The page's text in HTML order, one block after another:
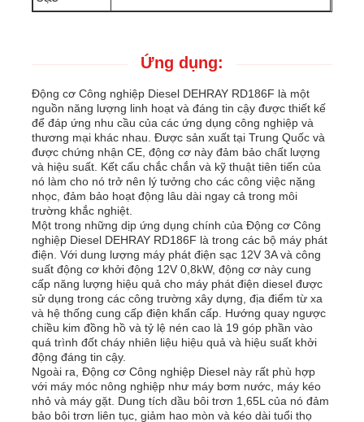
Ứng dụng:
Động cơ Công nghiệp Diesel DEHRAY RD186F là một
nguồn năng lượng linh hoạt và đáng tin cậy được thiết kế
để đáp ứng nhu cầu của các ứng dụng công nghiệp và
thương mại khác nhau. Được sản xuất tại Trung Quốc và
được chứng nhận CE, động cơ này đảm bảo chất lượng
và hiệu suất. Kết cấu chắc chắn và kỹ thuật tiên tiến của
nó làm cho nó trở nên lý tưởng cho các công việc nặng
nhọc, đảm bảo hoạt động lâu dài ngay cả trong môi
trường khắc nghiệt.
Một trong những dịp ứng dụng chính của Động cơ Công
nghiệp Diesel DEHRAY RD186F là trong các bộ máy phát
điện. Với dung lượng máy phát điện sạc 12V 3A và công
suất động cơ khởi động 12V 0,8kW, động cơ này cung
cấp năng lượng hiệu quả cho máy phát điện diesel được
sử dụng trong các công trường xây dựng, địa điểm từ xa
và hệ thống cung cấp điện khẩn cấp. Hướng quay ngược
chiều kim đồng hồ và tỷ lệ nén cao là 19 góp phần vào
quá trình đốt cháy nhiên liệu hiệu quả và hiệu suất khởi
động đáng tin cậy.
Ngoài ra, Động cơ Công nghiệp Diesel này rất phù hợp
với máy móc nông nghiệp như máy bơm nước, máy kéo
nhỏ và máy gặt. Dung tích dầu bôi trơn 1,65L của nó đảm
bảo bôi trơn liên tục, giảm hao mòn và kéo dài tuổi thọ